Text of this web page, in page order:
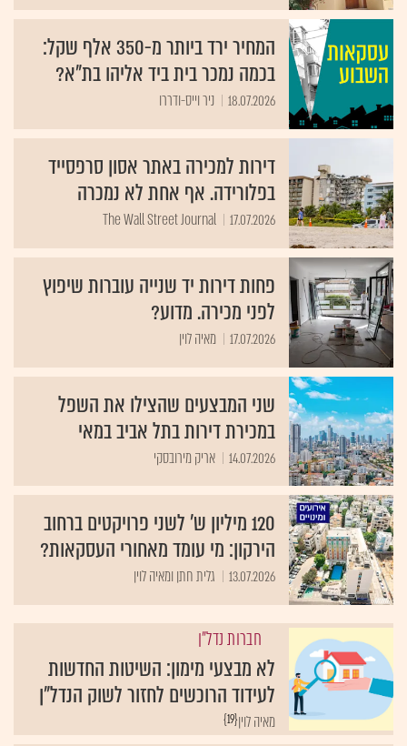
המחיר ירד ביותר מ-350 אלף שקל:
בכמה נמכר בית ביד אליהו בת"א?
18.07.2026 ניר וייס-ודררו
דירות למכירה באתר אסון סרפסייד
בפלורידה. אף אחת לא נמכרה
17.07.2026
The Wall Street Journal
פחות דירות יד שנייה עוברות שיפוץ
לפני מכירה. מדוע?
17.07.2026 מאיה לוין
שני המבצעים שהצילו את השפל
במכירת דירות בתל אביב במאי
14.07.2026 אריק מירובסקי
120 מיליון ש' לשני פרויקטים ברחוב
הירקון: מי עומד מאחורי העסקאות?
13.07.2026 גלית חתן ומאיה לוין
חברות נדל"ן
לא מבצעי מימון: השיטות החדשות
לעידוד הרוכשים לחזור לשוק הנדל"ן
{19}מאיה לוין